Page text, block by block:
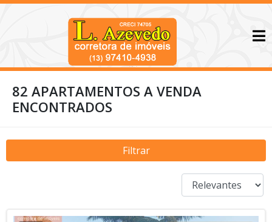
82 APARTAMENTOS A VENDA
ENCONTRADOS
Filtrar